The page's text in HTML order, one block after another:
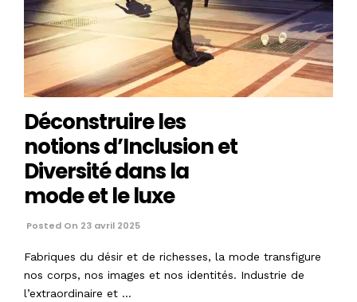
Déconstruire les
notions d’Inclusion et
Diversité dans la
mode et le luxe
Posted On 23 avril 2025
Fabriques du désir et de richesses, la mode transfigure
nos corps, nos images et nos identités. Industrie de
l’extraordinaire et …